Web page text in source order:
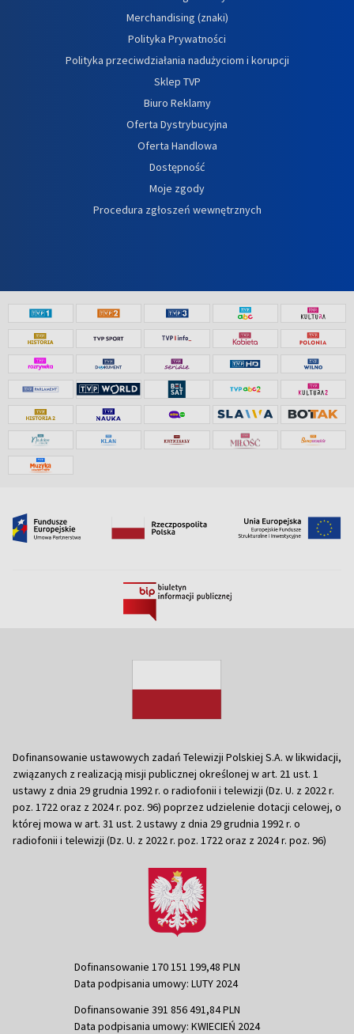
Merchandising (znaki)
Polityka Prywatności
Polityka przeciwdziałania nadużyciom i korupcji
Sklep TVP
Biuro Reklamy
Oferta Dystrybucyjna
Oferta Handlowa
Dostępność
Moje zgody
Procedura zgłoszeń wewnętrznych
Dofinansowanie ustawowych zadań Telewizji Polskiej S.A. w likwidacji,
związanych z realizacją misji publicznej określonej w art. 21 ust. 1
ustawy z dnia 29 grudnia 1992 r. o radiofonii i telewizji (Dz. U. z 2022 r.
poz. 1722 oraz z 2024 r. poz. 96) poprzez udzielenie dotacji celowej, o
której mowa w art. 31 ust. 2 ustawy z dnia 29 grudnia 1992 r. o
radiofonii i telewizji (Dz. U. z 2022 r. poz. 1722 oraz z 2024 r. poz. 96)
Dofinansowanie 170 151 199,48 PLN
Data podpisania umowy: LUTY 2024
Dofinansowanie 391 856 491,84 PLN
Data podpisania umowy: KWIECIEŃ 2024